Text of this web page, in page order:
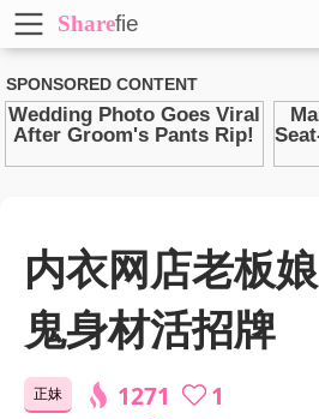
Sharefie
内衣网店老板
鬼身材活招牌
正妹 1271 1